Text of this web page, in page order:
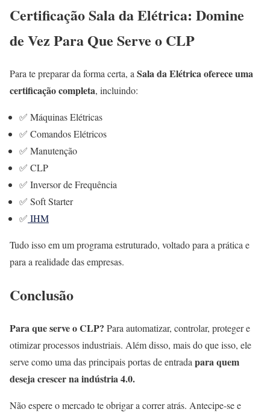
Certificação Sala da Elétrica: Domine
de Vez Para Que Serve o CLP
Para te preparar da forma certa, a Sala da Elétrica oferece uma
certificação completa, incluindo:
✅ Máquinas Elétricas
✅ Comandos Elétricos
✅ Manutenção
✅ CLP
✅ Inversor de Frequência
✅ Soft Starter
✅ IHM
Tudo isso em um programa estruturado, voltado para a prática e
para a realidade das empresas.
Conclusão
Para que serve o CLP? Para automatizar, controlar, proteger e
otimizar processos industriais. Além disso, mais do que isso, ele
serve como uma das principais portas de entrada para quem
deseja crescer na indústria 4.0.
Não espere o mercado te obrigar a correr atrás. Antecipe-se e